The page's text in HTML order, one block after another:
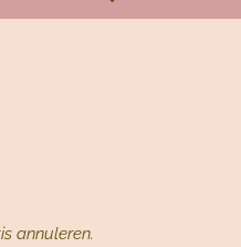
annuleren.